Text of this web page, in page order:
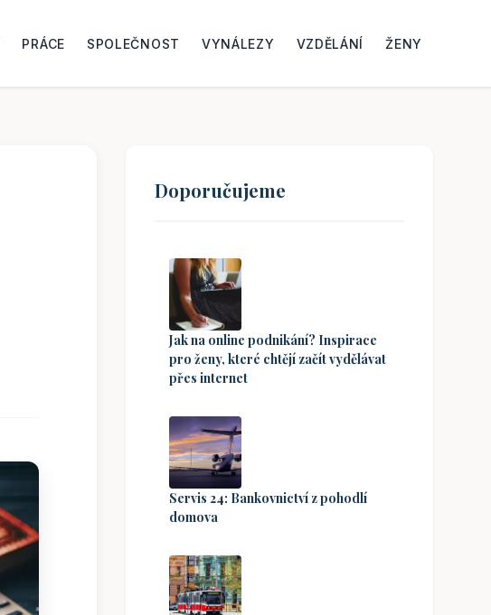
PRÁCE SPOLEČNOST VYNÁLEZY VZDĚLÁNÍ ŽENY
Doporučujeme
Jak na online podnikání? Inspirace
pro ženy, které chtějí začít vydělávat
přes internet
Servis 24: Bankovnictví z pohodlí
domova